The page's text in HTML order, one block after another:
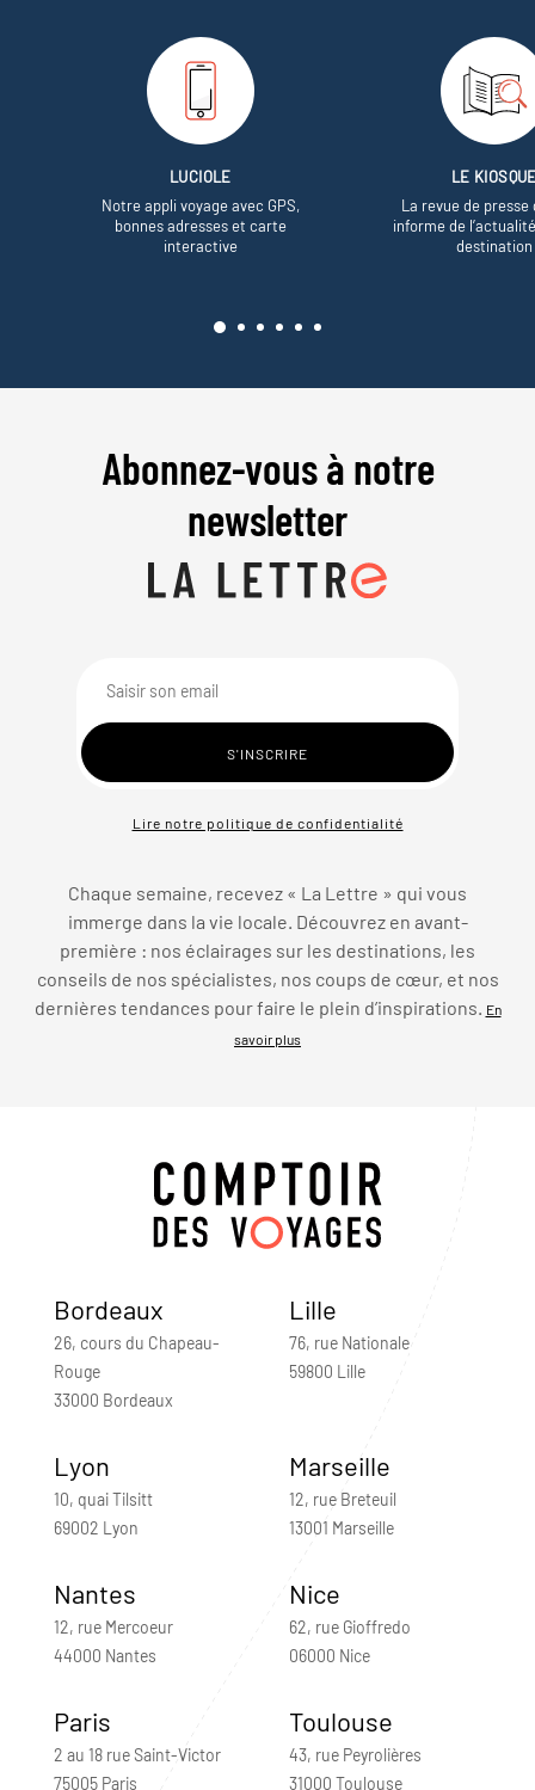
LUCIOLE
Notre appli voyage avec GPS,
bonnes adresses et carte
interactive
LE
La revue de presse
informe de
destination
Abonnez-vous à notre
newsletter
Lire notre politique de confidentialité
Chaque semaine, recevez « La Lettre » qui vous
immerge dans la vie locale. Découvrez en avant-
première : nos éclairages sur les destinations, les
conseils de nos spécialistes, nos coups de cœur, et nos
dernières tendances pour faire le plein d’inspirations.
En
savoir plus
Bordeaux
26, cours du Chapeau-
Rouge
33000 Bordeaux
Lille
76, rue Nationale
59800 Lille
Lyon
10, quai Tilsitt
69002 Lyon
Marseille
12, rue Breteuil
13001 Marseille
Nantes
12, rue Mercoeur
44000 Nantes
Nice
62, rue Gioffredo
06000 Nice
Paris
2 au 18 rue Saint-Victor
75005 Paris
Toulouse
43, rue Peyrolières
31000 Toulouse